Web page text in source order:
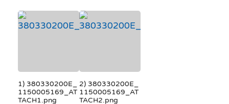
1) 380330200E_
1150005169_AT
TACH1.png
2) 380330200E_
1150005169_AT
TACH2.png